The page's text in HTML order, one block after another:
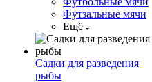
Футзальные мячи
Ещё
Садки для разведения
рыбы